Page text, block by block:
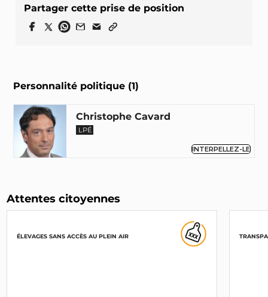
Personnalité politique (1)
Christophe Cavard
LPÉ
INTERPELLEZ-LE
Partager cette prise de position
Attentes citoyennes
ÉLEVAGES SANS ACCÈS AU PLEIN AIR